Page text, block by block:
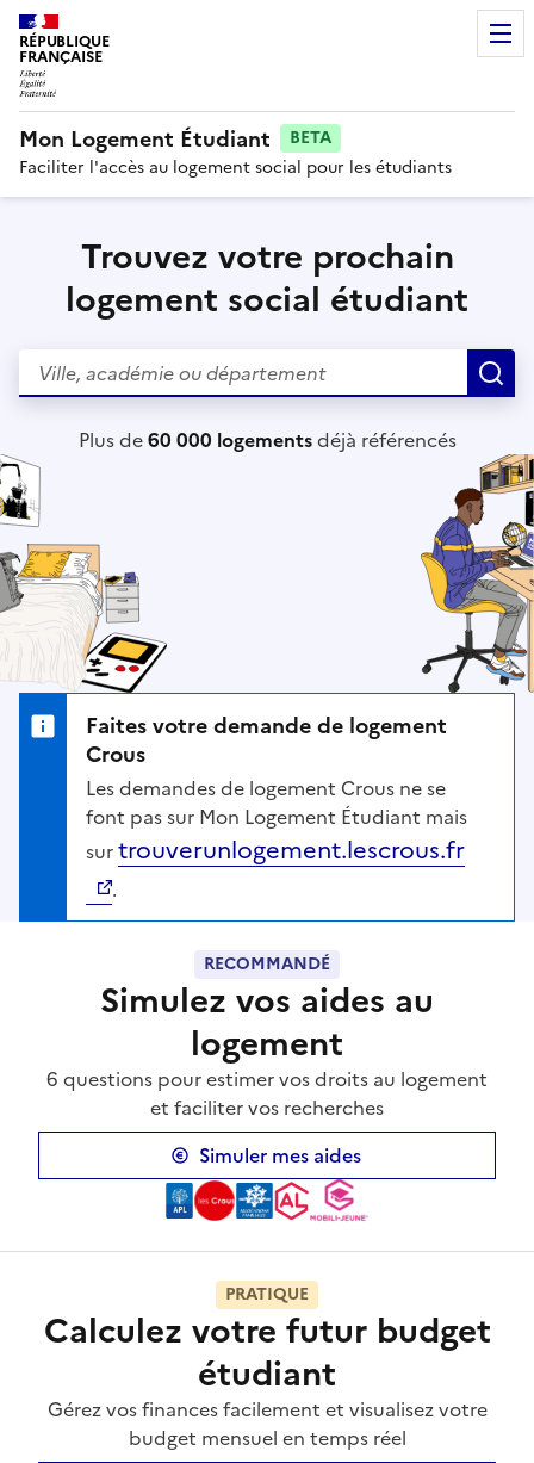
RÉPUBLIQUE
FRANÇAISE
Mon Logement Étudiant
BETA
Faciliter l'accès au logement social pour les étudiants
Trouvez votre prochain
logement social étudiant
Rechercher
Plus de60 000 logementsdéjà référencés
Faites votre demande de logement
Crous
Les demandes de logement Crous ne se
font pas sur Mon Logement Étudiant mais
surtrouverunlogement.lescrous.fr
.
RECOMMANDÉ
Simulez vos aides au
logement
6 questions pour estimer vos droits au logement
et faciliter vos recherches
Simuler mes aides
PRATIQUE
Calculez votre futur budget
étudiant
Gérez vos finances facilement et visualisez votre
budget mensuel en temps réel